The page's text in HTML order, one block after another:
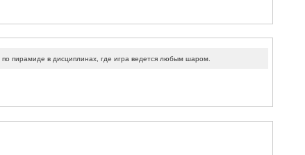
по пирамиде в дисциплинах, где игра ведется любым шаром.